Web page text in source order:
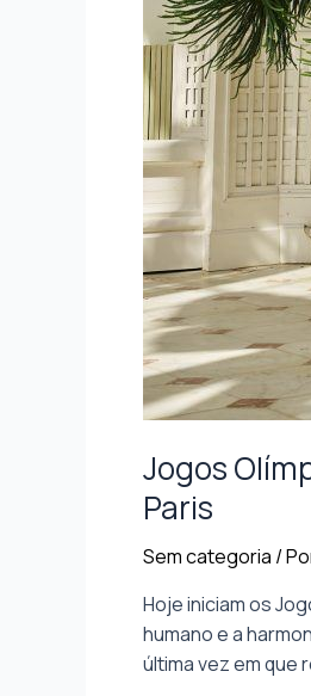
Jogos
Paris
Sem categoria /
Hoje iniciam os
humano e a
última vez em que